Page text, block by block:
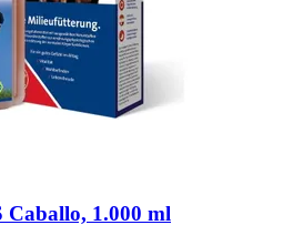
Caballo, 1.000 ml